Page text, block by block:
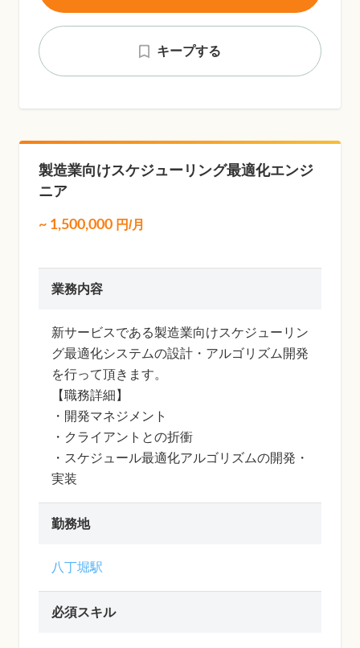
キープする
製造業向けスケジューリング最適化エンジ
ニア
~ 1,500,000 円/月
業務内容
新サービスである製造業向けスケジューリン
グ最適化システムの設計・アルゴリズム開発
を行って頂きます。
【職務詳細】
・開発マネジメント
・クライアントとの折衝
・スケジュール最適化アルゴリズムの開発・
実装
勤務地
八丁堀駅
必須スキル